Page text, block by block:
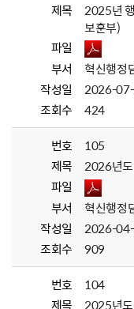
제목
2025년
보훈부)
파일
부서
혁신행정
작성일
2026-
조회수
424
번호
105
제목
2026년도
파일
부서
혁신행정
작성일
2026-
조회수
909
번호
104
제목
2025년도